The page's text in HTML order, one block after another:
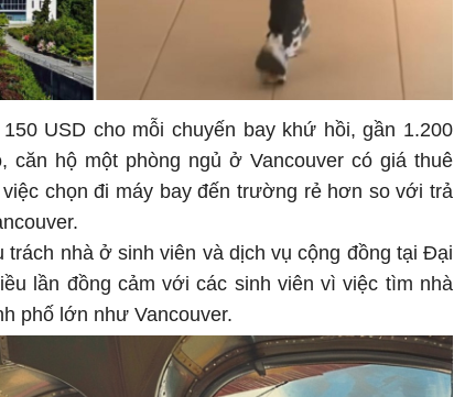
USD cho mỗi chuyến bay khứ hồi, gần 1.200
căn hộ một phòng ngủ ở Vancouver có giá thuê
chọn đi máy bay đến trường rẻ hơn so với trả
nhà ở sinh viên và dịch vụ cộng đồng tại Đại
lần đồng cảm với các sinh viên vì việc tìm nhà
phố lớn như Vancouver.